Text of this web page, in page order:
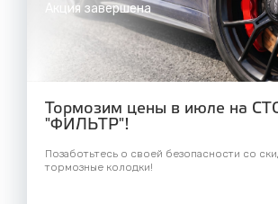
Акция завершена
Тормозим цены в июле на
"ФИЛЬТР"!
Позаботьтесь о своей безопасности со
тормозные колодки!